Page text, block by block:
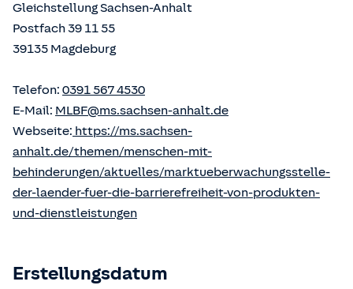
Gleichstellung Sachsen-Anhalt
Postfach 39 11 55
39135 Magdeburg
Telefon: 0391 567 4530
E-Mail: MLBF@ms.sachsen-anhalt.de
Webseite: https://ms.sachsen-
anhalt.de/themen/menschen-mit-
behinderungen/aktuelles/marktueberwachungsstelle-
der-laender-fuer-die-barrierefreiheit-von-produkten-
und-dienstleistungen
Erstellungsdatum